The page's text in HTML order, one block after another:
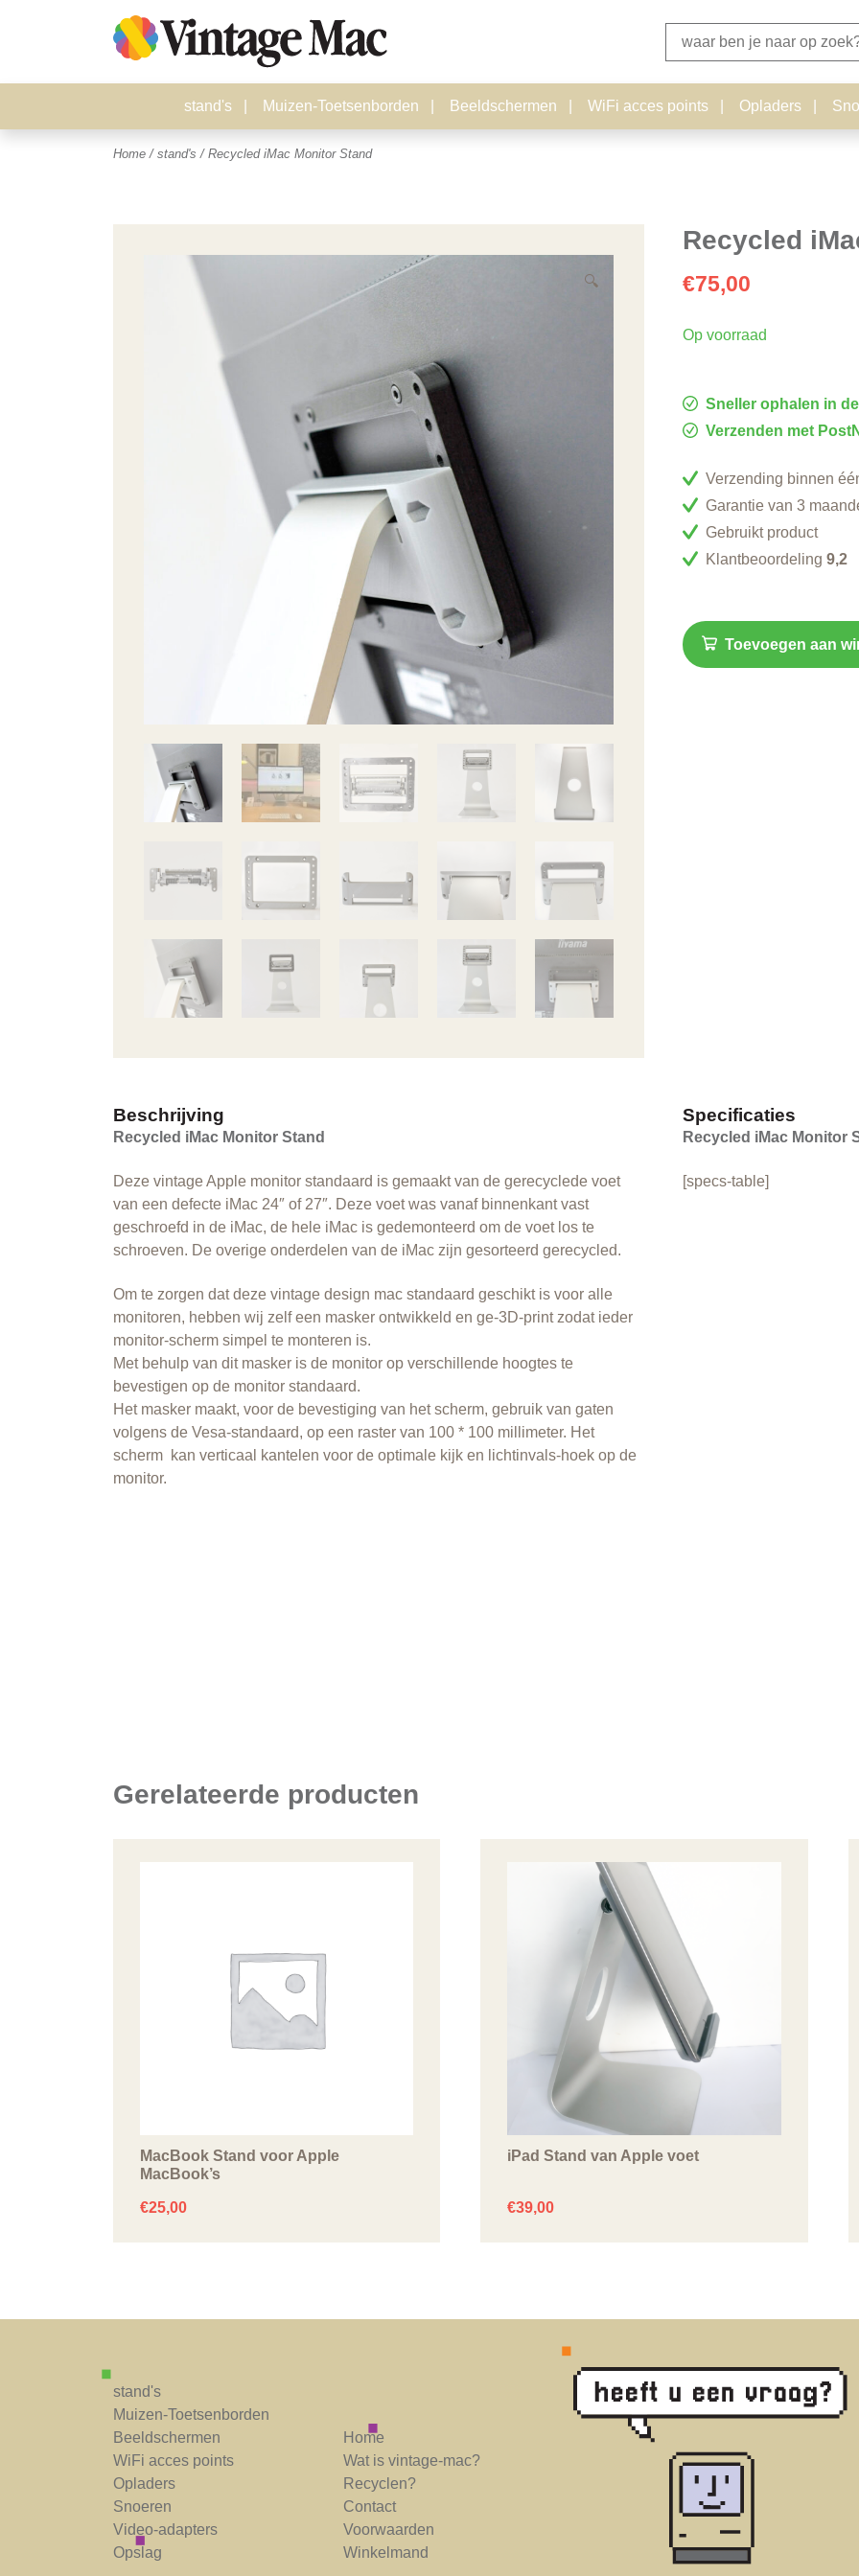
stand's Muizen-Toetsenborden Beeldschermen WiFi acces points Opladers
Home / stand's / Recycled iMac Monitor Stand
🔍
Recycled
€75,00
Op voorraad
Sneller ophalen in
Verzenden met
Verzending binnen
Garantie van 3
Gebruikt product
Klantbeoordeling 9,2
Toevoegen aan
Beschrijving
Recycled iMac Monitor Stand
Deze vintage Apple monitor standaard is gemaakt van de gerecyclede voet
van een defecte iMac 24″ of 27″. Deze voet was vanaf binnenkant vast
geschroefd in de iMac, de hele iMac is gedemonteerd om de voet los te
schroeven. De overige onderdelen van de iMac zijn gesorteerd gerecycled.
Om te zorgen dat deze vintage design mac standaard geschikt is voor alle
monitoren, hebben wij zelf een masker ontwikkeld en ge-3D-print zodat ieder
monitor-scherm simpel te monteren is.
Met behulp van dit masker is de monitor op verschillende hoogtes te
bevestigen op de monitor standaard.
Het masker maakt, voor de bevestiging van het scherm, gebruik van gaten
volgens de Vesa-standaard, op een raster van 100 * 100 millimeter. Het
scherm kan verticaal kantelen voor de optimale kijk en lichtinvals-hoek op de
monitor.
Specificaties
Recycled iMac Monitor
[specs-table]
Gerelateerde producten
MacBook Stand voor Apple
MacBook’s
€25,00
iPad Stand van Apple voet
€39,00
stand's
Muizen-Toetsenborden
Beeldschermen
WiFi acces points
Opladers
Snoeren
Video-adapters
Opslag
Home
Wat is vintage-mac?
Recyclen?
Contact
Voorwaarden
Winkelmand